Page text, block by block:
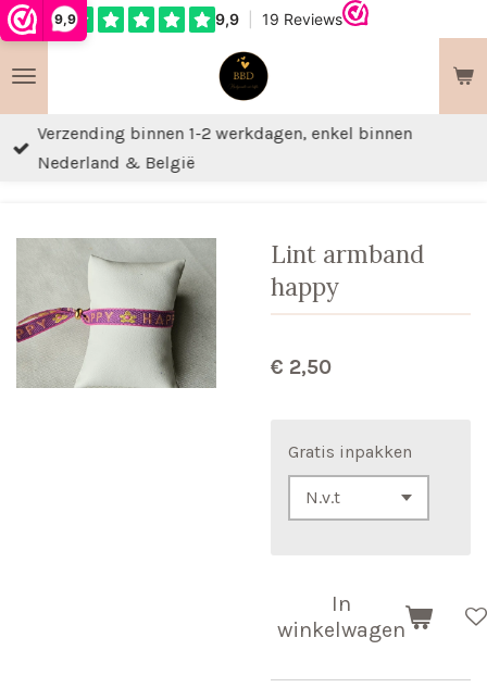
9,9
Ga
naar
de
hoofdinhoud
Verzending binnen 1-2 werkdagen, enkel binnen
Nederland & België
Lint armband
happy
€ 2,50
Gratis inpakken
In
winkelwagen